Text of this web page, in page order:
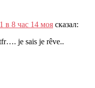
в 8 час 14 моя сказал:
…. je sais je rêve..